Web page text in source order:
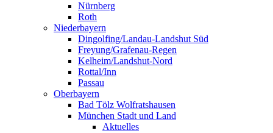
Nürnberg
Roth
Niederbayern
Dingolfing/Landau-Landshut Süd
Freyung/Grafenau-Regen
Kelheim/Landshut-Nord
Rottal/Inn
Passau
Oberbayern
Bad Tölz Wolfratshausen
München Stadt und Land
Aktuelles